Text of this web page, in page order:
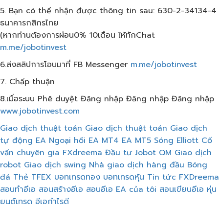
5. Bạn có thể nhận được thông tin sau: 630-2-34134-4
ธนาคารกสิกรไทย
(หากท่านต้องการผ่อน0% 10เดือน​ ให้ทักChat
m.me/jobotinvest
6.ส่งสลิปการโอนมาที่ FB Messenger m.me/jobotinvest
7. Chấp thuận
8.เมื่อระบบ Phê duyệt Đăng nhập Đăng nhập Đăng nhập
www.jobotinvest.com
Giao dịch thuật toán Giao dịch thuật toán Giao dịch
tự động EA Ngoại hối EA MT4 EA MT5 Sóng Elliott Cố
vấn chuyên gia FXdreema Đầu tư Jobot QM Giao dịch
robot Giao dịch swing Nhà giao dịch hàng đầu Bóng
đá Thẻ TFEX บอทเทรดทอง บอทเทรดหุ้น Tin tức FXDreema
สอนทำอีเอ สอนสร้างอีเอ สอนอีเอ EA của tôi สอนเขียนอีเอ หุ่น
ยนต์เทรด อีเอกำไรดี